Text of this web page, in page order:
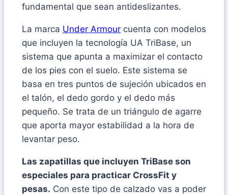
fundamental que sean antideslizantes.
La marca Under Armour cuenta con modelos
que incluyen la tecnología UA TriBase, un
sistema que apunta a maximizar el contacto
de los pies con el suelo. Este sistema se
basa en tres puntos de sujeción ubicados en
el talón, el dedo gordo y el dedo más
pequeño. Se trata de un triángulo de agarre
que aporta mayor estabilidad a la hora de
levantar peso.
Las zapatillas que incluyen TriBase son
especiales para practicar CrossFit y
pesas. Con este tipo de calzado vas a poder